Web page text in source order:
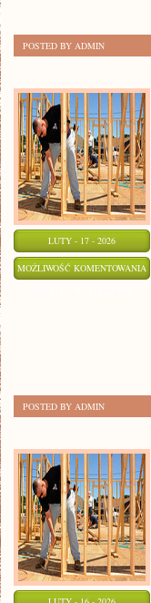
POSTED BY ADMIN
LUTY - 17 - 2026
MOŻLIWOŚĆ KOMENTOWANIA
POSTED BY ADMIN